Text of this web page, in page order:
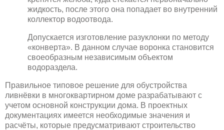
жидкость, после этого она попадает во внутренний
коллектор водоотвода.
Допускается изготовление разуклонки по методу
«конверта». В данном случае воронка становится
своеобразным независимым объектом
водораздела.
Правильное типовое решение для обустройства
ливнёвки в многоквартирном доме разрабатывают с
учетом основной конструкции дома. В проектных
документациях имеется необходимые значения и
расчёты, которые предусматривают строительство